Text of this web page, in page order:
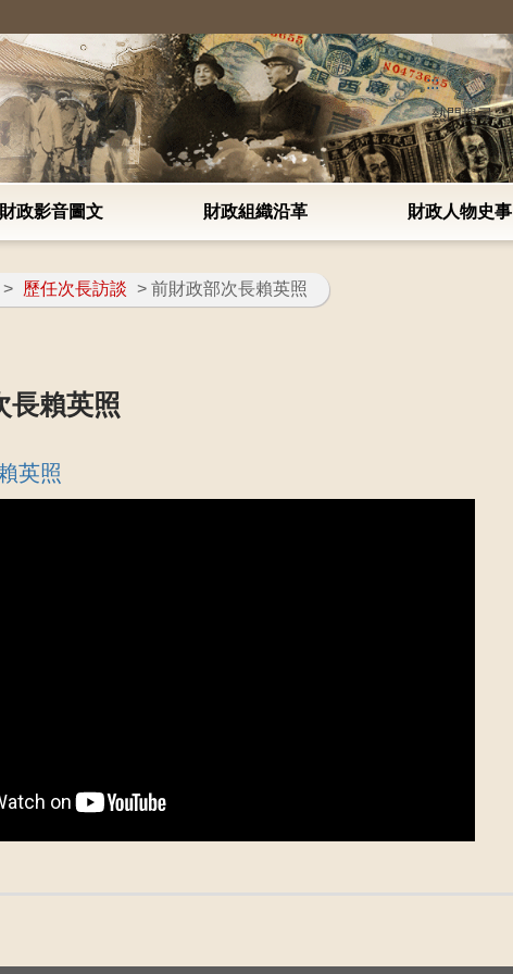
:::
熱門搜尋：
財政影音圖文 財政組織沿革 財政人物史事
> 歷任次長訪談 > 前財政部次長賴英照
長賴英照
英照